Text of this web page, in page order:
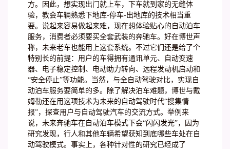
方。因此，想实现出门就上车，下车就到家的无缝体
验，教会车辆熟悉下地库-停车-出地库的技术相当重
要。说起来容易做起来难，现在想体验贴心的自动泊车
服务，消费者必须要买全套武装的奔驰车。好在博世声
称，未来老车也能用上这套系统。不过它们还是给了个
特别长的前提：用户的车得拥有通讯单元、自动变速
器、电子稳定控制、电动助力转向、远程发动机启动和
“安全停止”等功能。当然，与全自动驾驶对比，实现自
动泊车服务要简单的多。除了解决泊车难题，博世与戴
姆勒还在用这项技术为未来的自动驾驶时代“搜集情
报”，探查用户与自动驾驶汽车的交流方式。举例来
说，未来奔驰车在自动泊车模式下会“闪闪发光”，因为
研究发现，行人和其他车辆希望获知到底哪些车处在自
动驾驶模式。事实上，各种针对性的研究已经成了